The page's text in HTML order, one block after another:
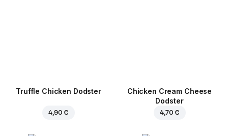
Truffle Chicken Dodster
4,90 €
Chicken Cream Cheese
Dodster
4,70 €